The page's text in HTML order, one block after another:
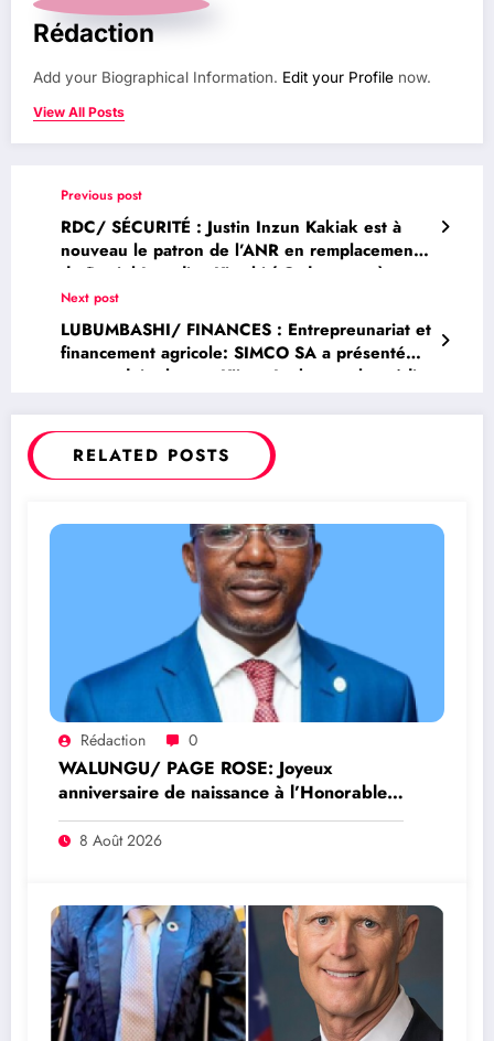
Rédaction
Add your Biographical Information. Edit your Profile now.
View All Posts
Previous post
RDC/ SÉCURITÉ : Justin Inzun Kakiak est à
nouveau le patron de l’ANR en remplacement
de Daniel Lusadisu Kiambi ( Ordonnance)
Next post
LUBUMBASHI/ FINANCES : Entrepreunariat et
financement agricole: SIMCO SA a présenté
son produit phare « Kijana Inuka » et le crédit
Lubumbashi
RELATED POSTS
Rédaction 0
WALUNGU/ PAGE ROSE: Joyeux
anniversaire de naissance à l’Honorable
Amato Bayubasire Mirindi, un modèle de
courage, d’intelligence et de résilience
8 Août 2026